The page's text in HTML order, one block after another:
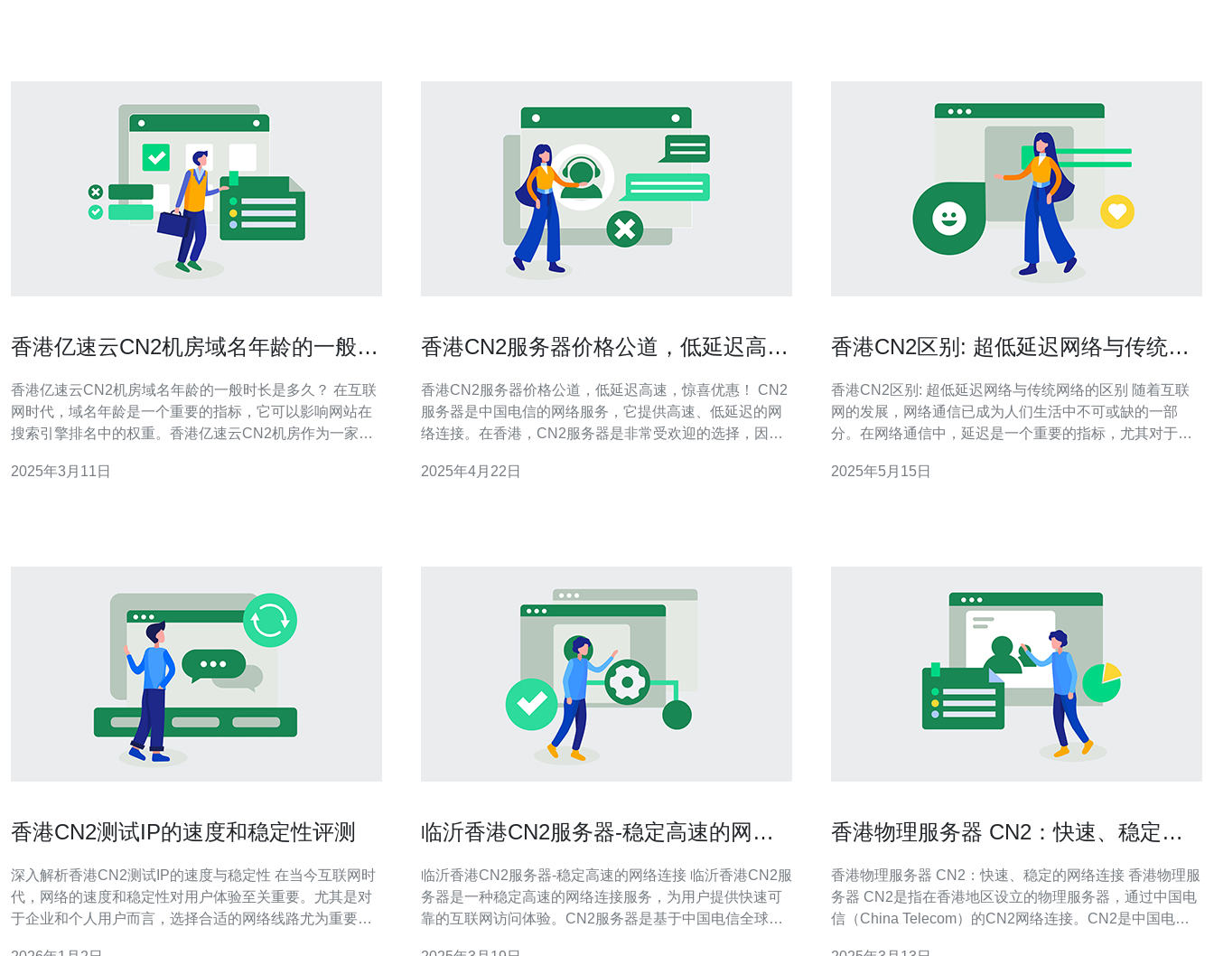
香港亿速云CN2机房域名年龄的一般时
香港亿速云CN2机房域名年龄的一般时长是多久？ 在互联
网时代，域名年龄是一个重要的指标，它可以影响网站在
搜索引擎排名中的权重。香港亿速云CN2机房作为一家知
要。 域名年龄指的是一个域名从注册之日起到现在的时间
2025年3月11日
香港CN2服务器价格公道，低延迟高
香港CN2服务器价格公道，低延迟高速，惊喜优惠！ CN2
服务器是中国电信的网络服务，它提供高速、低延迟的网
络连接。在香港，CN2服务器是非常受欢迎的选择，因为
CN2服务器有许多优势，这使它成为许多用户的首
2025年4月22日
香港CN2区别: 超低延迟网络与传统网
香港CN2区别: 超低延迟网络与传统网络的区别 随着互联
网的发展，网络通信已成为人们生活中不可或缺的一部
分。在网络通信中，延迟是一个重要的指标，尤其对于一
议等。香港CN2网络以其超低延迟而闻名，与传统网络相
2025年5月15日
香港CN2测试IP的速度和稳定性评测
深入解析香港CN2测试IP的速度与稳定性 在当今互联网时
代，网络的速度和稳定性对用户体验至关重要。尤其是对
于企业和个人用户而言，选择合适的网络线路尤为重要。
临沂香港CN2服务器-稳定高速的网络
临沂香港CN2服务器-稳定高速的网络连接 临沂香港CN2服
务器是一种稳定高速的网络连接服务，为用户提供快速可
靠的互联网访问体验。CN2服务器是基于中国电信全球骨
香港物理服务器 CN2：快速、稳定的
香港物理服务器 CN2：快速、稳定的网络连接 香港物理服
务器 CN2是指在香港地区设立的物理服务器，通过中国电
信（China Telecom）的CN2网络连接。CN2是中国电信